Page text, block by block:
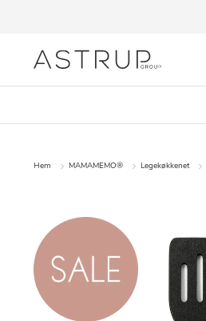
Hem MAMAMEMO® Legekøkkenet